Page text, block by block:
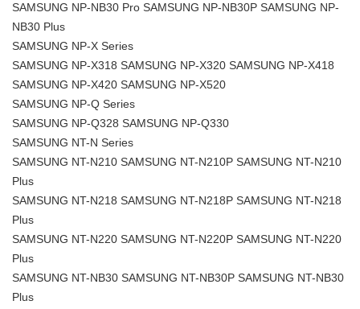
SAMSUNG NP-NB30 Pro SAMSUNG NP-NB30P SAMSUNG NP-
NB30 Plus
SAMSUNG NP-X Series
SAMSUNG NP-X318 SAMSUNG NP-X320 SAMSUNG NP-X418
SAMSUNG NP-X420 SAMSUNG NP-X520
SAMSUNG NP-Q Series
SAMSUNG NP-Q328 SAMSUNG NP-Q330
SAMSUNG NT-N Series
SAMSUNG NT-N210 SAMSUNG NT-N210P SAMSUNG NT-N210
Plus
SAMSUNG NT-N218 SAMSUNG NT-N218P SAMSUNG NT-N218
Plus
SAMSUNG NT-N220 SAMSUNG NT-N220P SAMSUNG NT-N220
Plus
SAMSUNG NT-NB30 SAMSUNG NT-NB30P SAMSUNG NT-NB30
Plus